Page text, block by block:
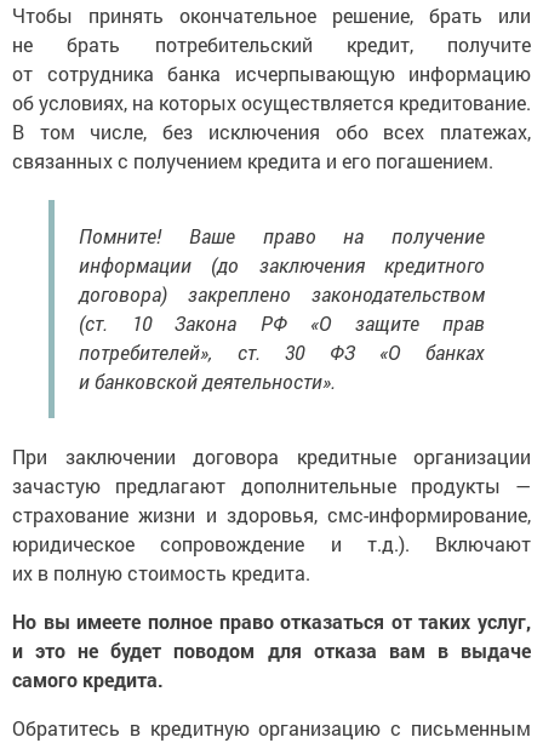
Чтобы принять окончательное решение, брать или
не брать потребительский кредит, получите
от сотрудника банка исчерпывающую информацию
об условиях, на которых осуществляется кредитование.
В том числе, без исключения обо всех платежах,
связанных с получением кредита и его погашением.
Помните! Ваше право на получение
информации (до заключения кредитного
договора) закреплено законодательством
(ст. 10 Закона РФ «О защите прав
потребителей», ст. 30 ФЗ «О банках
и банковской деятельности».
При заключении договора кредитные организации
зачастую предлагают дополнительные продукты —
страхование жизни и здоровья, смс-информирование,
юридическое сопровождение и т.д.). Включают
их в полную стоимость кредита.
Но вы имеете полное право отказаться от таких услуг,
и это не будет поводом для отказа вам в выдаче
самого кредита.
Обратитесь в кредитную организацию с письменным